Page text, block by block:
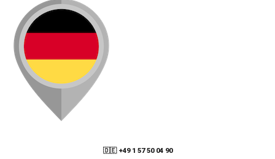
🇩🇪 +49 1 57 50 04 90